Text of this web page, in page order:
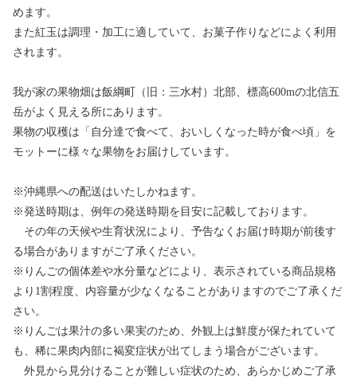
めます。
また紅玉は調理・加工に適していて、お菓子作りなどによく利用
されます。
我が家の果物畑は飯綱町（旧：三水村）北部、標高600mの北信五
岳がよく見える所にあります。
果物の収穫は「自分達で食べて、おいしくなった時が食べ頃」を
モットーに様々な果物をお届けしています。
※沖縄県への配送はいたしかねます。
※発送時期は、例年の発送時期を目安に記載しております。
その年の天候や生育状況により、予告なくお届け時期が前後す
る場合がありますがご了承ください。
※りんごの個体差や水分量などにより、表示されている商品規格
より1割程度、内容量が少なくなることがありますのでご了承くだ
さい。
※りんごは果汁の多い果実のため、外観上は鮮度が保たれていて
も、稀に果肉内部に褐変症状が出てしまう場合がございます。
外見から見分けることが難しい症状のため、あらかじめご了承